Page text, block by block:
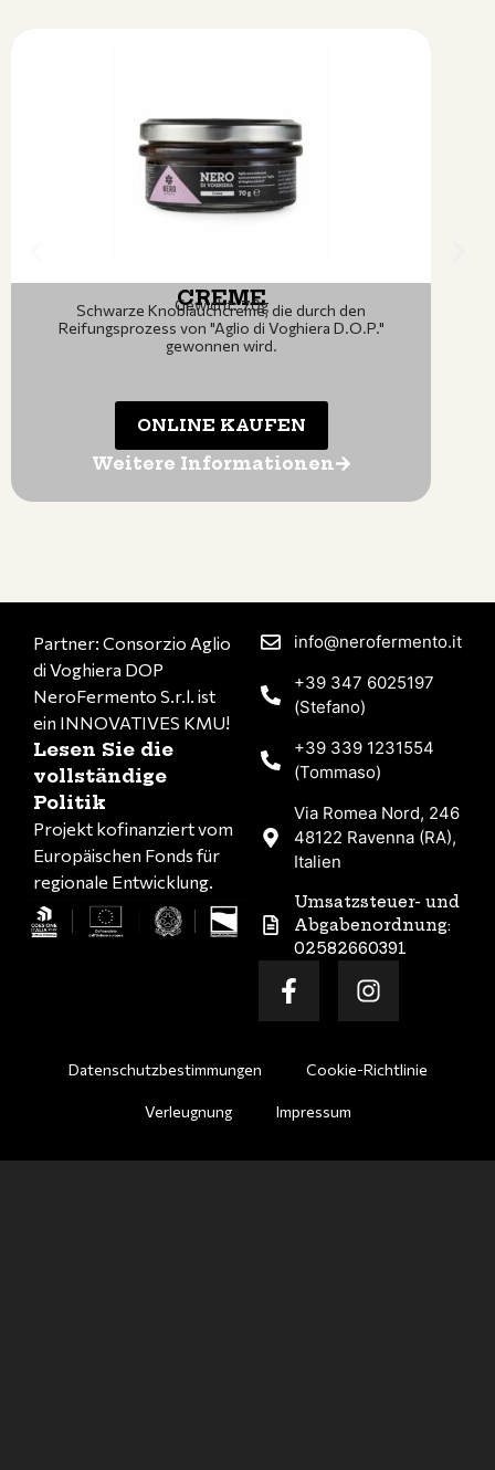
die durch den
di Voghiera D.O.P."
Creme aus schwarzem
Reifungsprozess des
Partner: Consorzio Aglio
di Voghiera DOP
NeroFermento S.r.l. ist
ein INNOVATIVES KMU!
Lesen Sie die
vollständige
Politik
Projekt kofinanziert vom
Europäischen Fonds für
regionale Entwicklung.
info@nerofermento.it
+39 347 6025197
(Stefano)
+39 339 1231554
(Tommaso)
Via Romea Nord, 246
48122 Ravenna (RA),
Italien
Umsatzsteuer- und
Abgabenordnung:
02582660391
Datenschutzbestimmungen Cookie-Richtlinie
Verleugnung Impressum